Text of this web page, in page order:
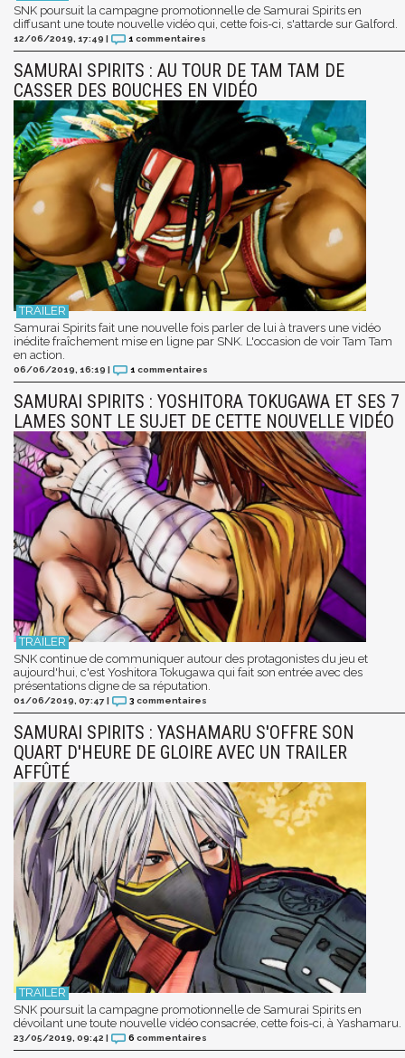
SNK poursuit la campagne promotionnelle de Samurai Spirits en
diffusant une toute nouvelle vidéo qui, cette fois-ci, s'attarde sur Galford.
12/06/2019, 17:49 | 1 commentaires
SAMURAI SPIRITS : AU TOUR DE TAM TAM DE
CASSER DES BOUCHES EN VIDÉO
Samurai Spirits fait une nouvelle fois parler de lui à travers une vidéo
inédite fraîchement mise en ligne par SNK. L'occasion de voir Tam Tam
en action.
06/06/2019, 16:19 | 1 commentaires
SAMURAI SPIRITS : YOSHITORA TOKUGAWA ET SES 7
LAMES SONT LE SUJET DE CETTE NOUVELLE VIDÉO
SNK continue de communiquer autour des protagonistes du jeu et
aujourd'hui, c'est Yoshitora Tokugawa qui fait son entrée avec des
présentations digne de sa réputation.
01/06/2019, 07:47 | 3 commentaires
SAMURAI SPIRITS : YASHAMARU S'OFFRE SON
QUART D'HEURE DE GLOIRE AVEC UN TRAILER
AFFÛTÉ
SNK poursuit la campagne promotionnelle de Samurai Spirits en
dévoilant une toute nouvelle vidéo consacrée, cette fois-ci, à Yashamaru.
23/05/2019, 09:42 | 6 commentaires